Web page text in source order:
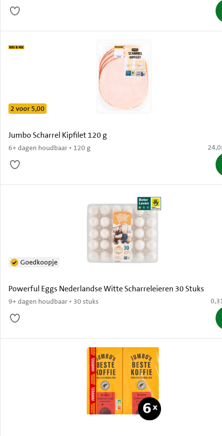
Jumbo Scharrel Kipfilet 120 g
6+ dagen houdbaar • 120 g
2 voor 5,00
€
Powerful Eggs Nederlandse Witte Scharreleieren 30 Stuks
9+ dagen houdbaar • 30 stuks
Goedkoopje
€